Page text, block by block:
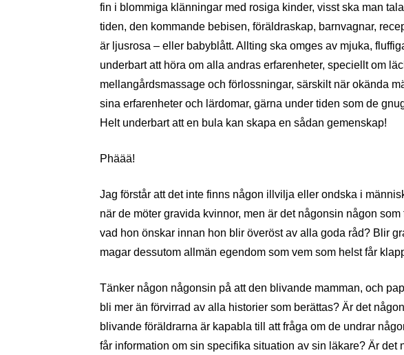
fin i blommiga klänningar med rosiga kinder, visst ska man
tiden, den kommande bebisen, föräldraskap, barnvagnar,
är ljusrosa – eller babyblått. Allting ska omges av mjuka,
underbart att höra om alla andras erfarenheter, speciellt om
mellangårdsmassage och förlossningar, särskilt när okända
sina erfarenheter och lärdomar, gärna under tiden som de
Helt underbart att en bula kan skapa en sådan gemenskap!
Phäää!
Jag förstår att det inte finns någon illvilja eller ondska i
när de möter gravida kvinnor, men är det någonsin någon
vad hon önskar innan hon blir överöst av alla goda råd? Blir
magar dessutom allmän egendom som vem som helst får
Tänker någon någonsin på att den blivande mamman, och
bli mer än förvirrad av alla historier som berättas? Är det
blivande föräldrarna är kapabla till att fråga om de undrar
får information om sin specifika situation av sin läkare? Är det